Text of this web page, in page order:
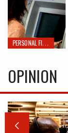
PERSONAL FINANCE
OPINION
